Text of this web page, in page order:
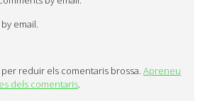
email.
reduir els comentaris brossa. Apreneu
dels comentaris.